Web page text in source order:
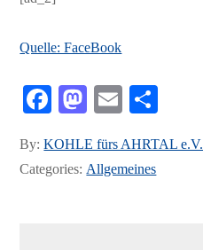
Quelle: FaceBook
Fa
bo
ok
M
to
do
E
ail n
By:KOHLE fürs AHRTAL e.V.
Categories: Allgemeines